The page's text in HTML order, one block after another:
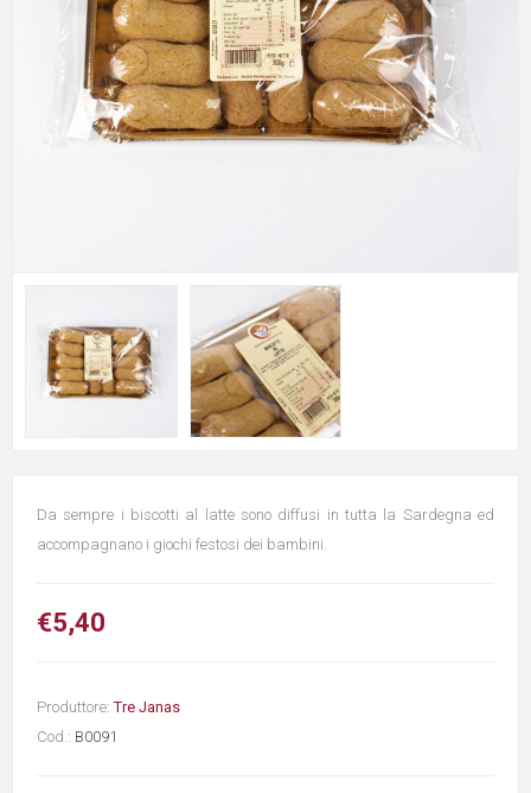
Da sempre i biscotti al latte sono diffusi in tutta la Sardegna ed
accompagnano i giochi festosi dei bambini.
€5,40
Produttore: Tre Janas
Cod.: B0091